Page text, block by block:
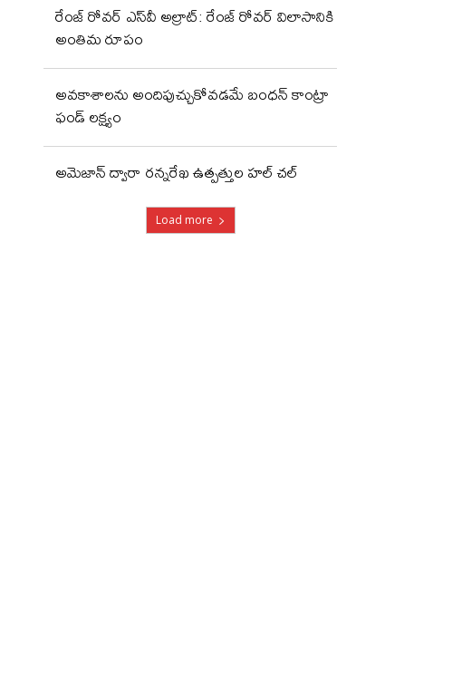
రేంజ్ రోవర్ ఎస్‌వీ అల్రాట్: రేంజ్ రోవర్ విలాసానికి
అంతిమ రూపం
అవకాశాలను అందిపుచ్చుకోవడమే బంధన్ కాంట్రా
ఫండ్ లక్ష్యం
అమెజాన్ ద్వారా రన్నరేఖ ఉత్పత్తుల హల్ చల్
Load more